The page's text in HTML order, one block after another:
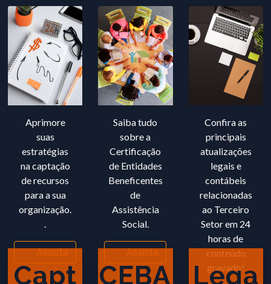
Capt
Aprimore
suas
estratégias
na captação
de recursos
para a sua
organização.
.
Assista
CEBA
Saiba tudo
sobre a
Certificação
de Entidades
Beneficentes
de
Assistência
Social.
Assista
Lega
Confira as
principais
atualizações
legais e
contábeis
relacionadas
ao Terceiro
Setor em 24
horas de
conteúdo
gravado!